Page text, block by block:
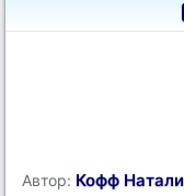
Автор: Кофф